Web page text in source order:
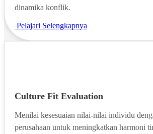
dinamika konflik.
Pelajari Selengkapnya
Culture Fit Evaluation
Menilai kesesuaian nilai-nilai individu
perusahaan untuk meningkatkan harmoni